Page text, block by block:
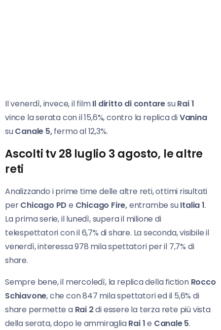
Il venerdì, invece, il filmIl diritto di contaresuRai 1
vince la serata con il 15,6%, contro la replica diVanina
suCanale 5,fermo al 12,3%.
Ascolti tv 28 luglio 3 agosto, le altre
reti
Analizzando i prime time delle altre reti, ottimi risultati
perChicago PD e Chicago Fire,entrambe suItalia 1.
La prima serie, il lunedì, supera il milione di
telespettatori con il 6,7% di share. La seconda, visibile il
venerdì, interessa 978 mila spettatori per il 7,7% di
share.
Sempre bene, il mercoledì, la replica della fiction Rocco
Schiavone, che con 847 mila spettatori ed il 5,6% di
share permette a Rai 2di essere la terza rete più vista
della serata, dopo le ammiragliaRai 1e Canale 5.